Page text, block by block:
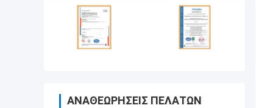
ΑΝΑΘΕΩΡΉΣΕΙΣ ΠΕΛΑΤΏΝ